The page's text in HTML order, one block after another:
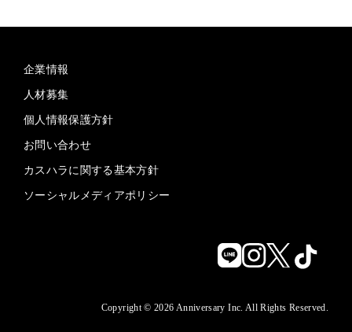
企業情報
人材募集
個人情報保護方針
お問い合わせ
カスハラに関する基本方針
ソーシャルメディアポリシー
Copyright © 2026 Anniversary Inc. All Rights Reserved.